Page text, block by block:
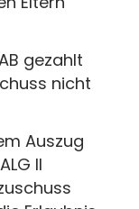
gezahlt
nicht
Auszug
II